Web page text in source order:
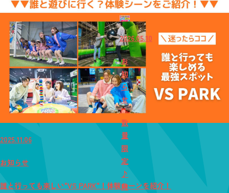
2026.05.10
お
知
ら
せ
数
量
限
定
♪
時
2025.11.06
お知らせ
誰と行っても楽しい"VS PARK"！体験シーンを紹介！